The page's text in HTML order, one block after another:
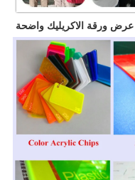
عرض ورقة الاكريليك واضحة